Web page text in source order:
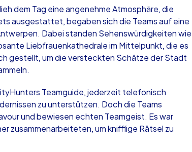
dem Tag eine angenehme Atmosphäre, die
ausgestattet, begaben sich die Teams auf eine
Dabei standen Sehenswürdigkeiten wie
Liebfrauenkathedrale im Mittelpunkt, die es
gestellt, um die versteckten Schätze der Stadt
Teamguide, jederzeit telefonisch
zu unterstützen. Doch die Teams
und bewiesen echten Teamgeist. Es war
zusammenarbeiteten, um knifflige Rätsel zu